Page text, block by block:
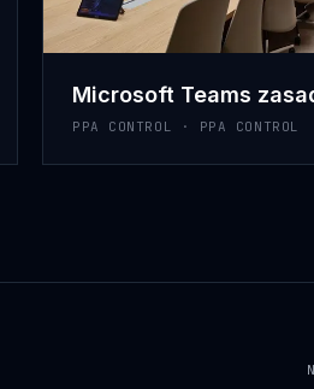
Microsoft Teams
PPA CONTROL · PPA CONTROL